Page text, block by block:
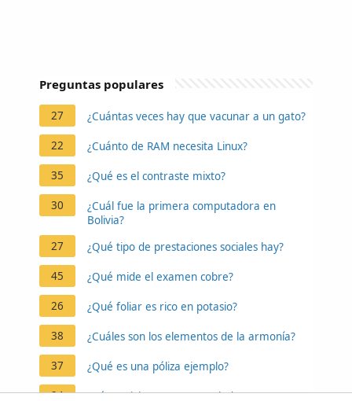
Preguntas populares
27 ¿Cuántas veces hay que vacunar a un gato?
22 ¿Cuánto de RAM necesita Linux?
35 ¿Qué es el contraste mixto?
30
¿Cuál fue la primera computadora en
Bolivia?
27
¿Qué tipo de prestaciones sociales hay?
45 ¿Qué mide el examen cobre?
26 ¿Qué foliar es rico en potasio?
38 ¿Cuáles son los elementos de la armonía?
37 ¿Qué es una póliza ejemplo?
24 ¿Cómo vivir con un acumulador?